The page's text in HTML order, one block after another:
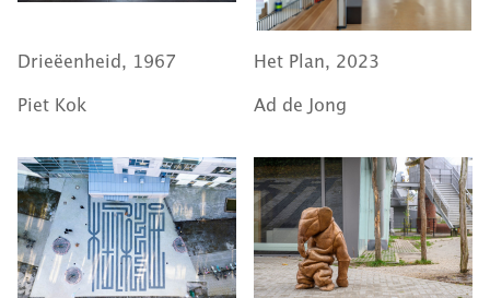
Drieëenheid, 1967
Piet Kok
Het Plan, 2023
Ad de Jong